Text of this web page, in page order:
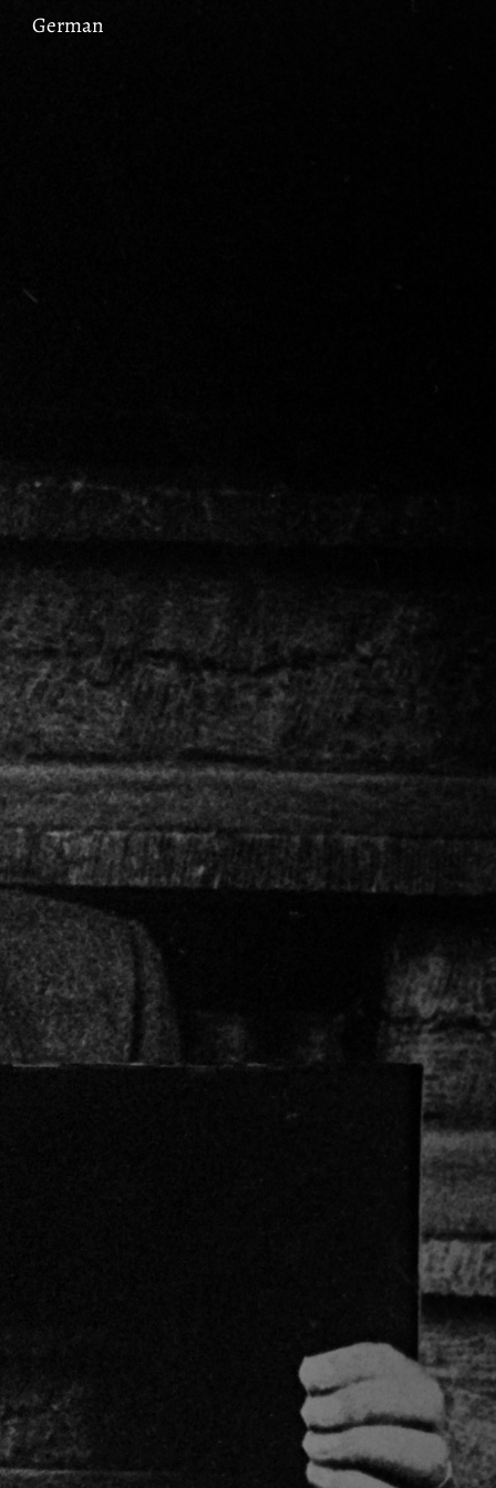
German